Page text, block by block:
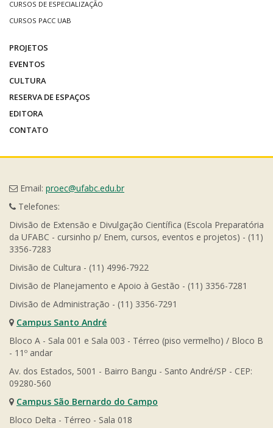
CURSOS DE ESPECIALIZAÇÃO
CURSOS PACC UAB
PROJETOS
EVENTOS
CULTURA
RESERVA DE ESPAÇOS
EDITORA
CONTATO
Email: proec@ufabc.edu.br
Telefones:
Divisão de Extensão e Divulgação Científica (Escola Preparatória
da UFABC - cursinho p/ Enem, cursos, eventos e projetos) - (11)
3356-7283
Divisão de Cultura - (11) 4996-7922
Divisão de Planejamento e Apoio à Gestão - (11) 3356-7281
Divisão de Administração - (11) 3356-7291
Campus Santo André
Bloco A - Sala 001 e Sala 003 - Térreo (piso vermelho) / Bloco B
- 11º andar
Av. dos Estados, 5001 - Bairro Bangu - Santo André/SP - CEP:
09280-560
Campus São Bernardo do Campo
Bloco Delta - Térreo - Sala 018